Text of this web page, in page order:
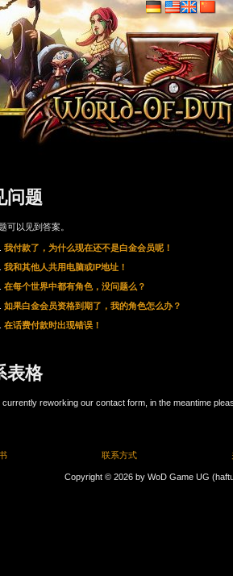
问题
可以见到答案。
我付款了，为什么现在还不是白金会员呢！
我和其他人共用电脑或IP地址！
在每个世界中都有角色，没问题么？
如果白金会员资格到期了，我的角色怎么办？
在话费付款时出现错误！
表格
currently reworking our contact form, in the meantime
联系方式
Copyright © 2026 by WoD Game UG